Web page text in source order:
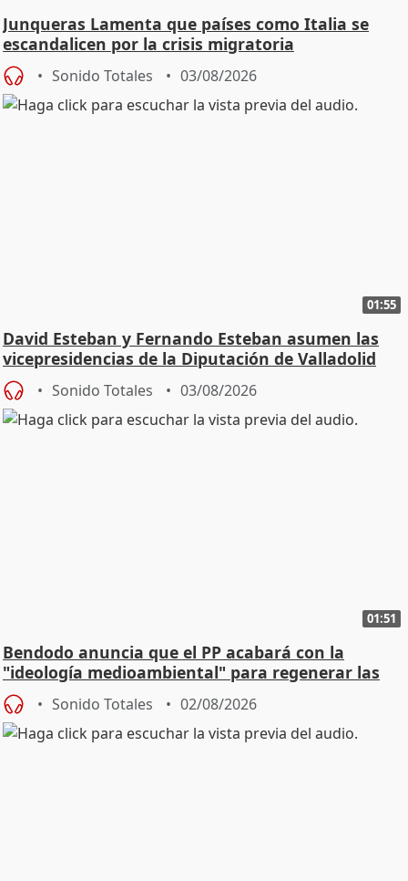
Junqueras Lamenta que países como Italia se
escandalicen por la crisis migratoria
Sonido Totales 03/08/2026
01:55
David Esteban y Fernando Esteban asumen las
vicepresidencias de la Diputación de Valladolid
Sonido Totales 03/08/2026
01:51
Bendodo anuncia que el PP acabará con la
"ideología medioambiental" para regenerar las
playas
Sonido Totales 02/08/2026